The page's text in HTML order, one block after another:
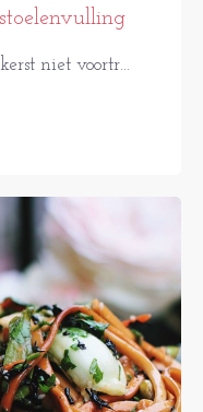
niet voortr...